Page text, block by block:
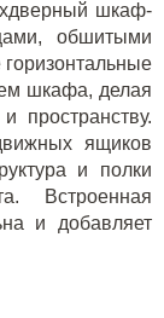
шкаф-
обшитыми
горизонтальные
шкафа, делая
пространству.
ящиков
и полки
Встроенная
и добавляет